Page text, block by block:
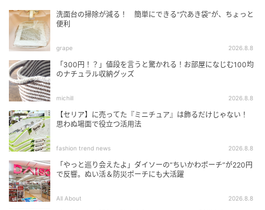
洗面台の掃除が減る！ 簡単にできる“穴あき袋”が、ちょっと
便利
grape 2026.8.8
「300円！？」値段を言うと驚かれる！お部屋になじむ100均
のナチュラル収納グッズ
michill 2026.8.8
【セリア】に売ってた『ミニチュア』は飾るだけじゃない！
思わぬ場面で役立つ活用法
fashion trend news 2026.8.8
「やっと巡り会えたよ」ダイソーの“ちいかわポーチ”が220円
で反響。ぬい活＆防災ポーチにも大活躍
All About 2026.8.8